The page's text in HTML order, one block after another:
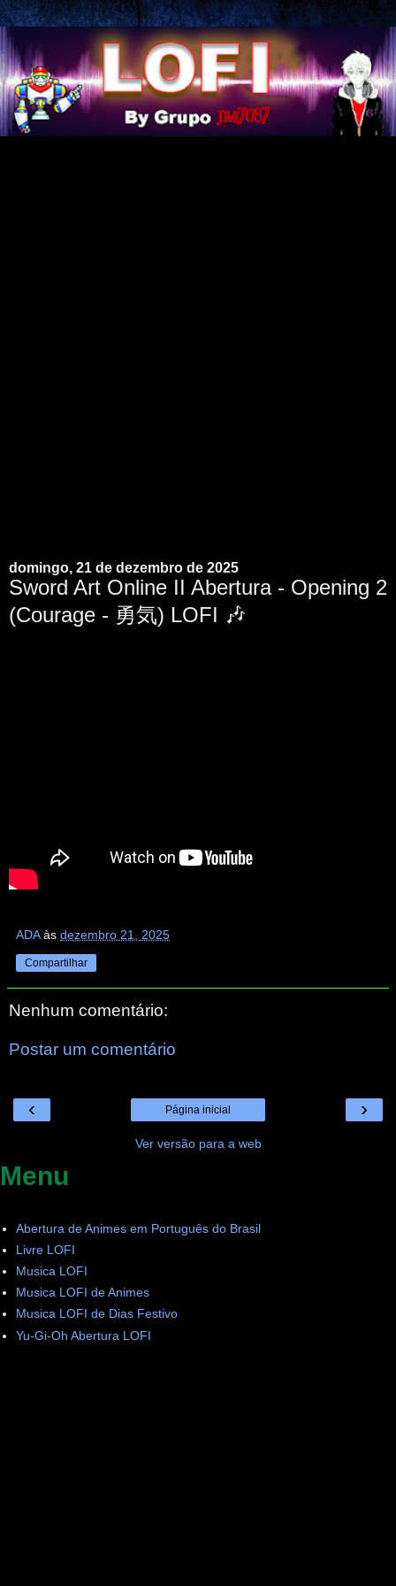
domingo, 21 de dezembro de 2025
Sword Art Online II Abertura - Opening 2
(Courage - 勇気) LOFI 🎶
ADA às dezembro 21, 2025
Compartilhar
Nenhum comentário:
Postar um comentário
‹ ›
Página inicial
Ver versão para a web
Menu
Abertura de Animes em Português do Brasil
Livre LOFI
Musica LOFI
Musica LOFI de Animes
Musica LOFI de Dias Festivo
Yu-Gi-Oh Abertura LOFI